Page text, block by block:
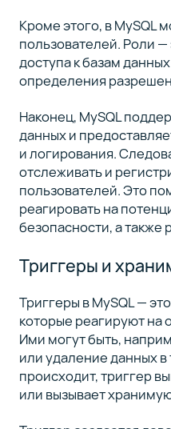
Кроме этого, в MySQL
пользователей. Роли
доступа к базам
определения
Наконец, MySQL
данных и
и логирования.
отслеживать и
пользователей. Это
реагировать на
безопасности, а также
Триггеры и
Триггеры в MySQL —
которые реагируют на
Ими могут быть,
или удаление данных
происходит, триггер
или вызывает